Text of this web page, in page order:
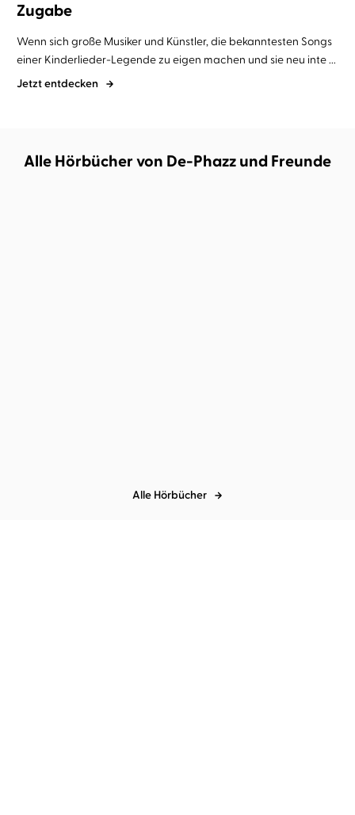
Zugabe
Wenn sich große Musiker und Künstler, die bekanntesten Songs
einer Kinderlieder-Legende zu eigen machen und sie neu inte ...
Jetzt entdecken
Alle Hörbücher von De-Phazz und Freunde
Alle Hörbücher